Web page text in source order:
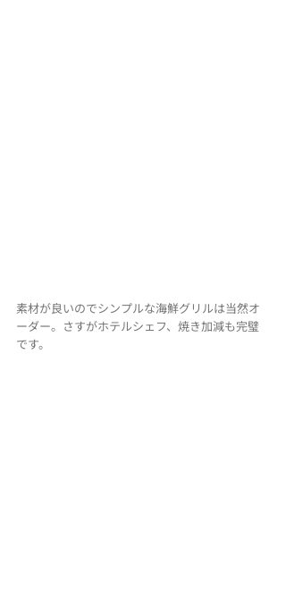
素材が良いのでシンプルな海鮮グリルは当然オ
ーダー。さすがホテルシェフ、焼き加減も完璧
です。